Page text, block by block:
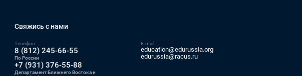
Свяжись с нами
Телефон
8 (812) 245-66-55
По России
+7 (931) 376-55-88
Департамент Ближнего Востока и
E-mail
education@edurussia.org
edurussia@racus.ru